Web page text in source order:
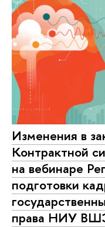
Изменения в
Контрактной
на вебинаре
подготовки
права НИУ